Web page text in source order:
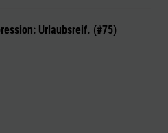
Urlaubsreif. (#75)